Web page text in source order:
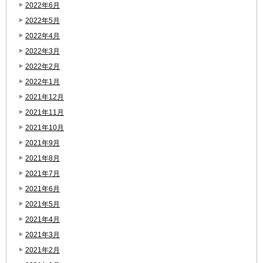
2022年6月
2022年5月
2022年4月
2022年3月
2022年2月
2022年1月
2021年12月
2021年11月
2021年10月
2021年9月
2021年8月
2021年7月
2021年6月
2021年5月
2021年4月
2021年3月
2021年2月